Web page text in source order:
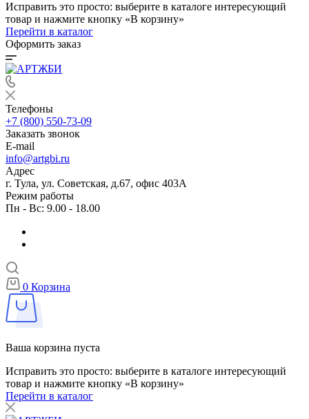
Исправить это просто: выберите в каталоге интересующий
товар и нажмите кнопку «В корзину»
Перейти в каталог
Оформить заказ
Телефоны
+7 (800) 550-73-09
Заказать звонок
E-mail
info@artgbi.ru
Адрес
г. Тула, ул. Советская, д.67, офис 403А
Режим работы
Пн - Вс: 9.00 - 18.00
0 Корзина
Ваша корзина пуста
Исправить это просто: выберите в каталоге интересующий
товар и нажмите кнопку «В корзину»
Перейти в каталог